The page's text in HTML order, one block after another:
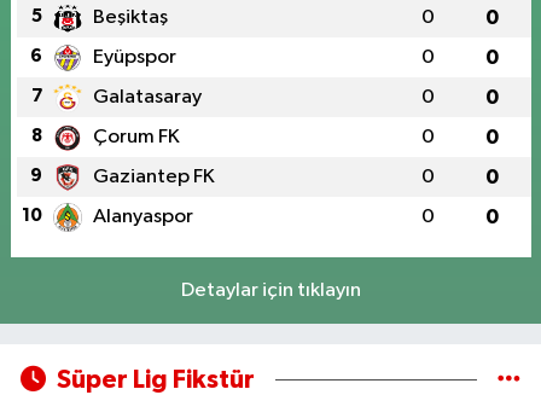
5 Beşiktaş 0 0
6 Eyüpspor 0 0
7 Galatasaray 0 0
8 Çorum FK 0 0
9 Gaziantep FK 0 0
10 Alanyaspor 0 0
Detaylar için tıklayın
Süper Lig Fikstür